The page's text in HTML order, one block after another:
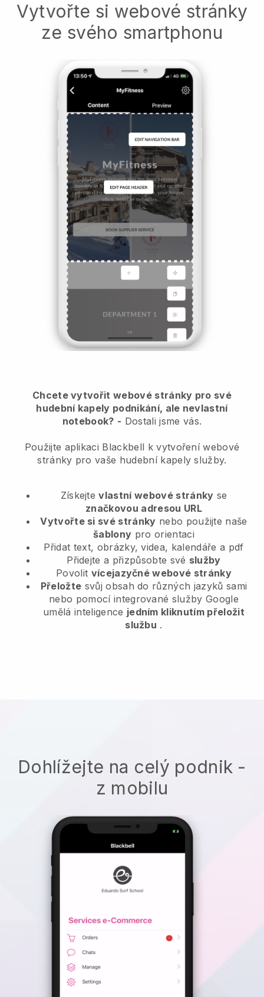
Vytvořte si webové stránky
ze svého smartphonu
Chcete vytvořit webové stránky pro své
hudební kapely podnikání, ale nevlastní
notebook? - Dostali jsme vás.
Použijte aplikaci Blackbell k vytvoření webové
stránky pro vaše hudební kapely služby.
Získejtevlastní webové stránky se
značkovou adresou URL
Vytvořte si své stránky nebo použijte naše
šablony pro orientaci
Přidat text, obrázky, videa, kalendáře a pdf
Přidejte a přizpůsobte své služby
Povolit vícejazyčné webové stránky
Přeložte svůj obsah do různých jazyků sami
nebo pomocí integrované služby Google
umělá inteligence jedním kliknutím přeložit
službu .
Dohlížejte na celý podnik -
z mobilu